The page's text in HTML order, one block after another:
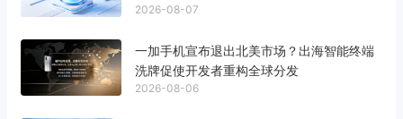
2026-08-07
一加手机宣布退出北美市场？出海智能终端
洗牌促使开发者重构全球分发
2026-08-06